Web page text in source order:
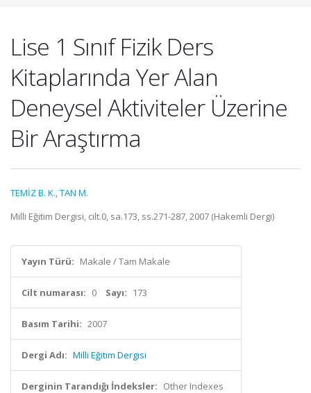
Lise 1 Sınıf Fizik Ders
Kitaplarında Yer Alan
Deneysel Aktiviteler Üzerine
Bir Araştırma
TEMİZ B. K.,TAN M.
Milli Eğitim Dergisi, cilt.0, sa.173, ss.271-287, 2007 (Hakemli Dergi)
Yayın Türü: Makale / Tam Makale
Cilt numarası: 0 Sayı: 173
Basım Tarihi: 2007
Dergi Adı: Milli Eğitim Dergisi
Derginin Tarandığı İndeksler: Other Indexes